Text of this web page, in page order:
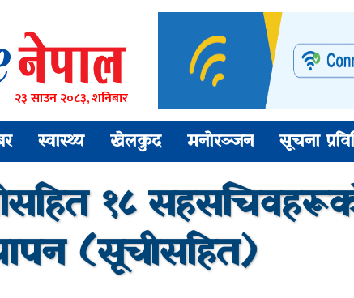
२३ साउन २०८३, शनिबार
स्वास्थ्य खेलकुद मनोरञ्जन सूचना
१८
(सूचीसहित)